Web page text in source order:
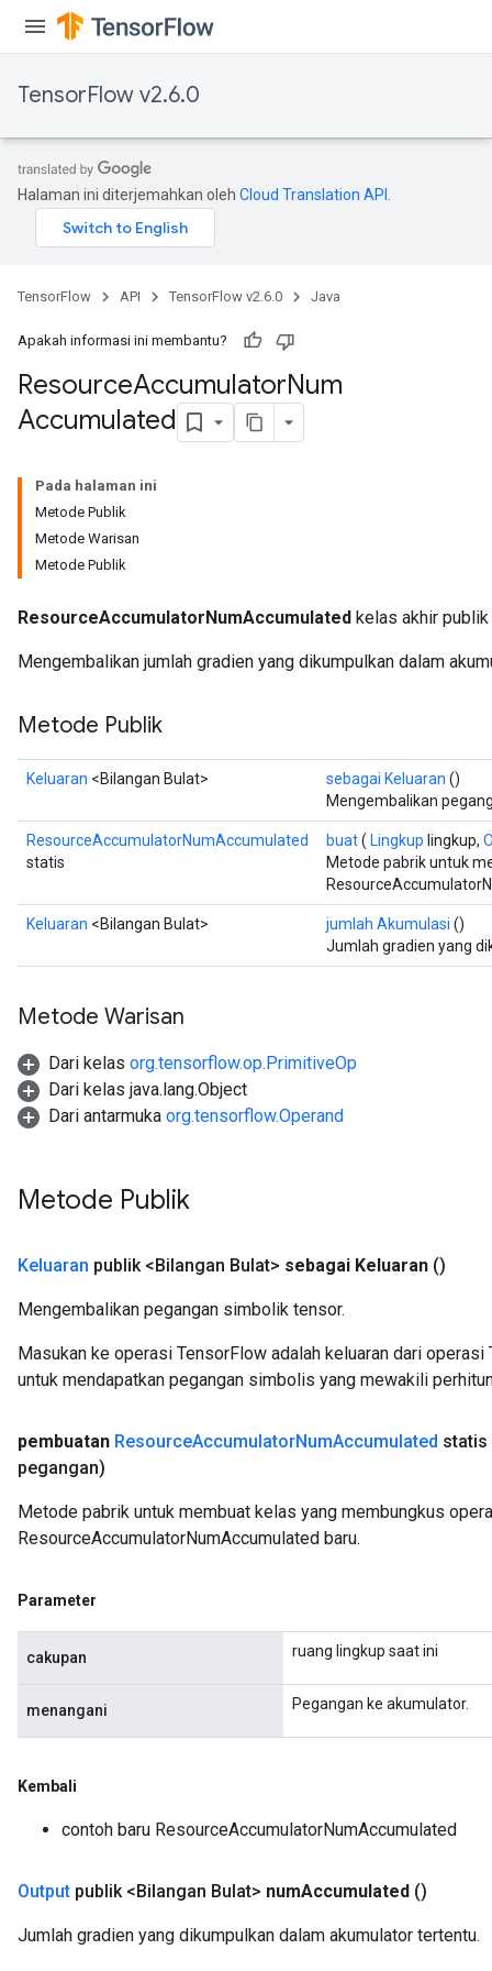
TensorFlow v2.6.0
Halaman ini diterjemahkan oleh Cloud Translation API
TensorFlow API TensorFlow v2.6.0 Java
Apakah informasi ini membantu?
ResourceAccumulatorNum
Accumulated
Pada halaman ini
Metode Publik
Metode Warisan
Metode Publik
ResourceAccumulatorNumAccumulated kelas akhir publik
Mengembalikan jumlah gradien yang dikumpulkan dalam
Metode Publik
Keluaran <Bilangan Bulat> sebagai Keluaran ()
Mengembalikan
ResourceAccumulatorNumAccumulated
statis
buat( Lingkup lingkup,
Metode pabrik untuk
Keluaran <Bilangan Bulat> jumlah Akumulasi ()
Jumlah gradien yang
Metode Warisan
Dari kelas org.tensorflow.op.PrimitiveOp
Dari kelas java.lang.Object
Dari antarmuka org.tensorflow.Operand
Metode Publik
Keluaran publik <Bilangan Bulat> sebagai Keluaran ()
Mengembalikan pegangan simbolik tensor.
Masukan ke operasi TensorFlow adalah keluaran dari
untuk mendapatkan pegangan simbolis yang mewakili
pembuatan ResourceAccumulatorNumAccumulated statis
pegangan)
Metode pabrik untuk membuat kelas yang membungkus
ResourceAccumulatorNumAccumulated baru.
Parameter
cakupan ruang lingkup saat ini
menangani Pegangan ke akumulator.
Kembali
contoh baru ResourceAccumulatorNumAccumulated
Output publik <Bilangan Bulat> numAccumulated ()
Jumlah gradien yang dikumpulkan dalam akumulator tertentu.